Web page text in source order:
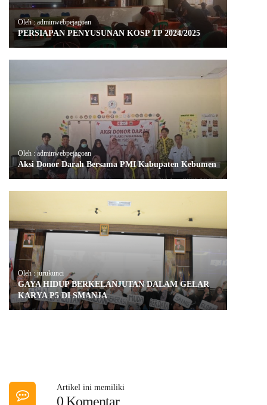
Oleh : adminwebpejagoan
PERSIAPAN PENYUSUNAN KOSP TP 2024/2025
Oleh : adminwebpejagoan
Aksi Donor Darah Bersama PMI Kabupaten Kebumen
Oleh : jurukunci
GAYA HIDUP BERKELANJUTAN DALAM GELAR
KARYA P5 DI SMANJA
Artikel ini memiliki
0 Komentar